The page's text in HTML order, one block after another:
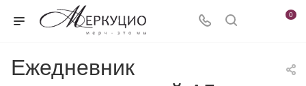
0
Ежедневник